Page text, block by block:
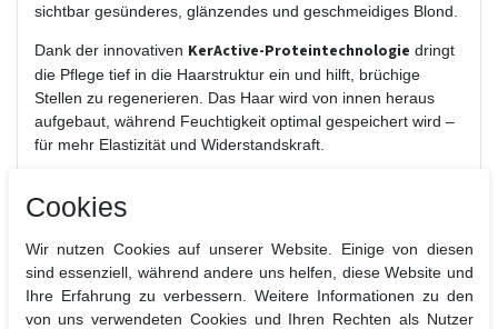
sichtbar gesünderes, glänzendes und geschmeidiges Blond.
Dank der innovativen KerActive-Proteintechnologie dringt
die Pflege tief in die Haarstruktur ein und hilft, brüchige
Stellen zu regenerieren. Das Haar wird von innen heraus
aufgebaut, während Feuchtigkeit optimal gespeichert wird –
für mehr Elastizität und Widerstandskraft.
Kämmbarkeit und schützt gleichzeitig vor zukünftigen
beschwert zu werden.
Vorteile auf einen Blick:
Cookies
Wir nutzen Cookies auf unserer Website. Einige von diesen
sind essenziell, während andere uns helfen, diese Website und
Ihre Erfahrung zu verbessern. Weitere Informationen zu den
von uns verwendeten Cookies und Ihren Rechten als Nutzer